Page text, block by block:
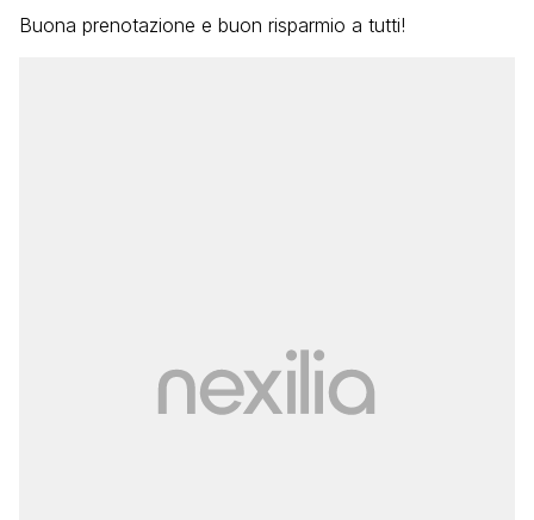
Buona prenotazione e buon risparmio a tutti!